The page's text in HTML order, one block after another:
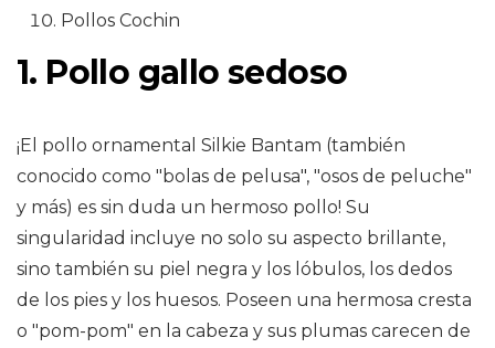
Pollos Cochin
1. Pollo gallo sedoso
¡El pollo ornamental Silkie Bantam (también
conocido como "bolas de pelusa", "osos de peluche"
y más) es sin duda un hermoso pollo! Su
singularidad incluye no solo su aspecto brillante,
sino también su piel negra y los lóbulos, los dedos
de los pies y los huesos. Poseen una hermosa cresta
o "pom-pom" en la cabeza y sus plumas carecen de